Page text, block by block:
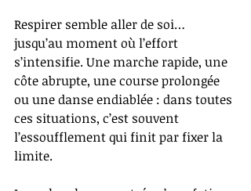
Respirer semble aller de soi…
jusqu’au moment où l’effort
s’intensifie. Une marche rapide, une
côte abrupte, une course prolongée
ou une danse endiablée : dans toutes
ces situations, c’est souvent
l’essoufflement qui finit par fixer la
limite.